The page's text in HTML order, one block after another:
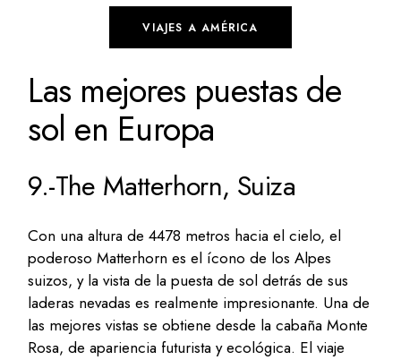
VIAJES A AMÉRICA
Las mejores puestas de
sol en Europa
9.-The Matterhorn, Suiza
Con una altura de 4478 metros hacia el cielo, el
poderoso Matterhorn es el ícono de los Alpes
suizos, y la vista de la puesta de sol detrás de sus
laderas nevadas es realmente impresionante. Una de
las mejores vistas se obtiene desde la cabaña Monte
Rosa, de apariencia futurista y ecológica. El viaje